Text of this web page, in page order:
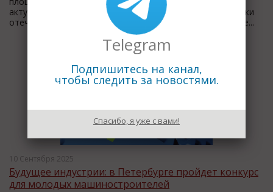
актуальной промышленной повестки в России, поддержки
отечественных производителей и повышения их конкуре...
10 Сентября 2025
Будущее индустрии: в Петербурге пройдет конкурс
для молодых машиностроителей
Telegram
Подпишитесь на канал,
чтобы следить за новостями.
Спасибо, я уже с вами!